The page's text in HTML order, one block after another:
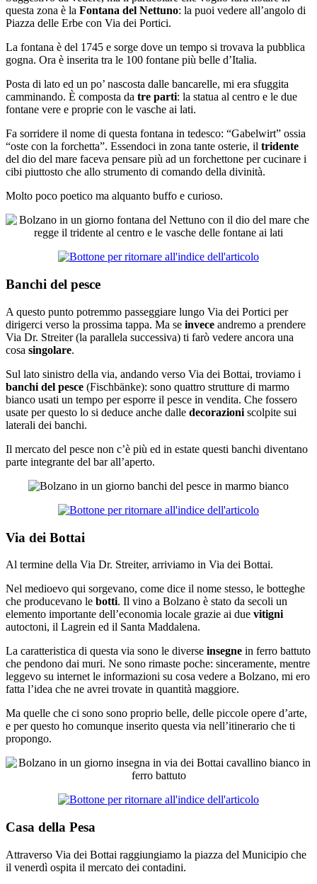
questa zona è la Fontana del Nettuno: la puoi vedere all’angolo di
Piazza delle Erbe con Via dei Portici.
La fontana è del 1745 e sorge dove un tempo si trovava la pubblica
gogna. Ora è inserita tra le 100 fontane più belle d’Italia.
Posta di lato ed un po’ nascosta dalle bancarelle, mi era sfuggita
camminando. È composta da tre parti: la statua al centro e le due
fontane vere e proprie con le vasche ai lati.
Fa sorridere il nome di questa fontana in tedesco: “Gabelwirt” ossia
“oste con la forchetta”. Essendoci in zona tante osterie, il tridente
del dio del mare faceva pensare più ad un forchettone per cucinare i
cibi piuttosto che allo strumento di comando della divinità.
Molto poco poetico ma alquanto buffo e curioso.
Banchi del pesce
A questo punto potremmo passeggiare lungo Via dei Portici per
dirigerci verso la prossima tappa. Ma se invece andremo a prendere
Via Dr. Streiter (la parallela successiva) ti farò vedere ancora una
cosa singolare.
Sul lato sinistro della via, andando verso Via dei Bottai, troviamo i
banchi del pesce (Fischbänke): sono quattro strutture di marmo
bianco usati un tempo per esporre il pesce in vendita. Che fossero
usate per questo lo si deduce anche dalle decorazioni scolpite sui
laterali dei banchi.
Il mercato del pesce non c’è più ed in estate questi banchi diventano
parte integrante del bar all’aperto.
Via dei Bottai
Al termine della Via Dr. Streiter, arriviamo in Via dei Bottai.
Nel medioevo qui sorgevano, come dice il nome stesso, le botteghe
che producevano le botti. Il vino a Bolzano è stato da secoli un
elemento importante dell’economia locale grazie ai due vitigni
autoctoni, il Lagrein ed il Santa Maddalena.
La caratteristica di questa via sono le diverse insegne in ferro battuto
che pendono dai muri. Ne sono rimaste poche: sinceramente, mentre
leggevo su internet le informazioni su cosa vedere a Bolzano, mi ero
fatta l’idea che ne avrei trovate in quantità maggiore.
Ma quelle che ci sono sono proprio belle, delle piccole opere d’arte,
e per questo ho comunque inserito questa via nell’itinerario che ti
propongo.
Casa della Pesa
Attraverso Via dei Bottai raggiungiamo la piazza del Municipio che
il venerdì ospita il mercato dei contadini.